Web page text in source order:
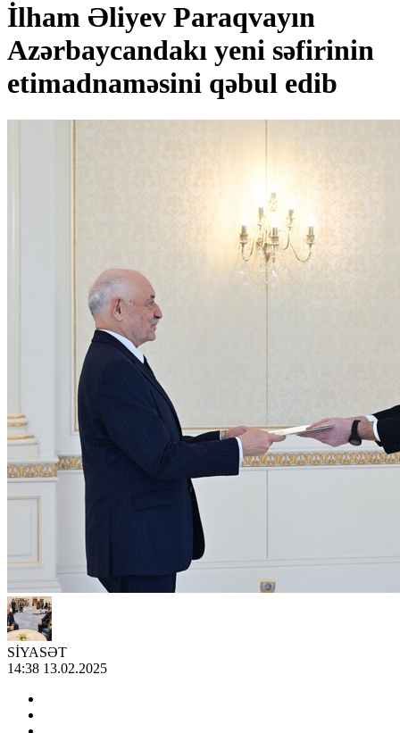
İlham Əliyev Paraqvayın
Azərbaycandakı yeni səfirinin
etimadnaməsini qəbul edib
SİYASƏT
14:38 13.02.2025